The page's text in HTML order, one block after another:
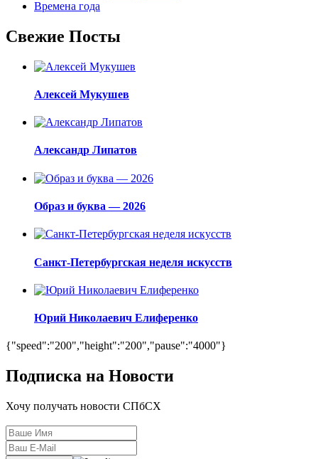
Времена года
Свежие Посты
Алексей Мукушев
Александр Липатов
Образ и буква — 2026
Санкт-Петербургская неделя искусств
Юрий Николаевич Елиференко
{"speed":"200","height":"200","pause":"4000"}
Подписка на Новости
Хочу получать новости СПбСХ